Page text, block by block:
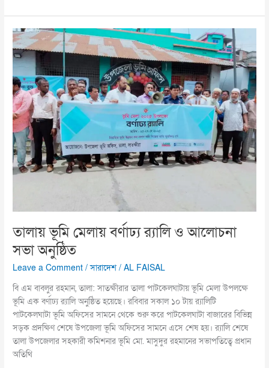
তালায় ভূমি মেলায় বর্ণাঢ্য র‍্যালি ও আলোচনা
সভা অনুষ্ঠিত
Leave a Comment /সারাদেশ /AL FAISAL
বি এম বাবলুর রহমান, তালা: সাতক্ষীরার তালা পাটকেলঘাটায় ভূমি মেলা উপলক্ষে
ভূমি এক বর্ণাঢ্য র‍্যালি অনুষ্ঠিত হয়েছে। রবিবার সকাল ১০ টায় র‍্যালিটি
পাটকেলঘাটা ভূমি অফিসের সামনে থেকে শুরু করে পাটকেলঘাটা বাজারের বিভিন্ন
সড়ক প্রদক্ষিণ শেষে উপজেলা ভূমি অফিসের সামনে এসে শেষ হয়। র‍্যালি শেষে
তালা উপজেলার সহকারী কমিশনার ভূমি মো. মাসুদুর রহমানের সভাপতিত্বে প্রধান
অতিথি
তালায়
ভূমি
মেলায়
বর্ণাঢ্য
র‍্যালি
ও
আলোচনা
সভা
অনুষ্ঠিত